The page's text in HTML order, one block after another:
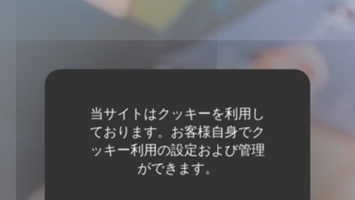
当サイトはクッキーを利用し
ております。お客様自身でク
ッキー利用の設定および管理
ができます。